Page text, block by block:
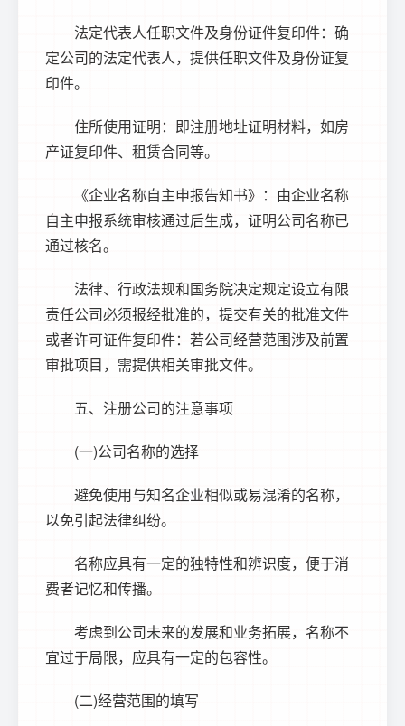
法定代表人任职文件及身份证件复印件：确
定公司的法定代表人，提供任职文件及身份证复
印件。
住所使用证明：即注册地址证明材料，如房
产证复印件、租赁合同等。
《企业名称自主申报告知书》：由企业名称
自主申报系统审核通过后生成，证明公司名称已
通过核名。
法律、行政法规和国务院决定规定设立有限
责任公司必须报经批准的，提交有关的批准文件
或者许可证件复印件：若公司经营范围涉及前置
审批项目，需提供相关审批文件。
五、注册公司的注意事项
(一)公司名称的选择
避免使用与知名企业相似或易混淆的名称，
以免引起法律纠纷。
名称应具有一定的独特性和辨识度，便于消
费者记忆和传播。
考虑到公司未来的发展和业务拓展，名称不
宜过于局限，应具有一定的包容性。
(二)经营范围的填写